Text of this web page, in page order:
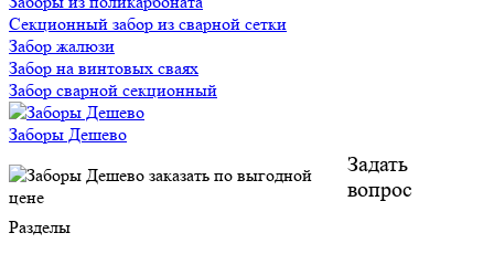
Секционный забор из сварной сетки
Забор жалюзи
Забор на винтовых сваях
Забор сварной секционный
Заборы Дешево
Задать
вопрос
Разделы